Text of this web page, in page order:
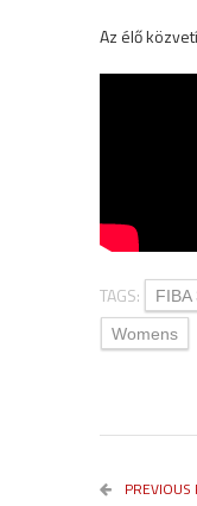
Az élő
TAGS:
FIBA
Womens
PREVIOUS